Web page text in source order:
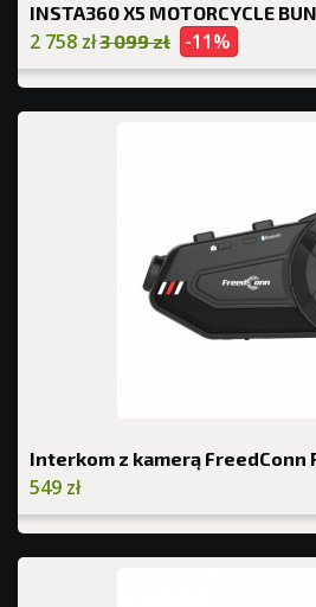
INSTA360 X5 MOTORCYCLE
2 758 zł3 099 zł -11%
Interkom z kamerą FreedConn
549 zł